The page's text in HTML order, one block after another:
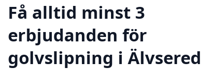
Få alltid minst 3
erbjudanden för
golvslipning i Älvsered